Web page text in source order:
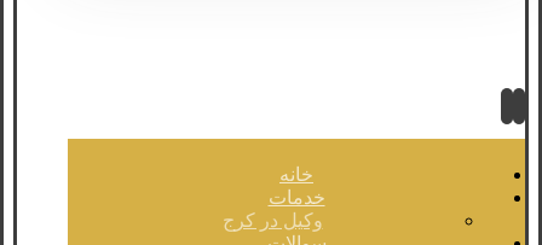
خانه
خدمات
وکیل در کرج